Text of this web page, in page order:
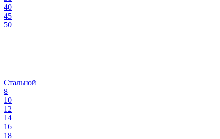
40
45
50
Стальной
8
10
12
14
16
18